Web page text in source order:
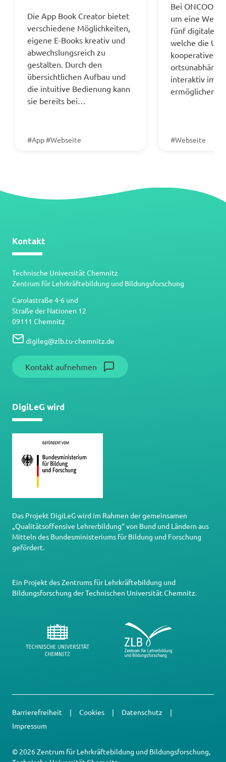
Die App Book Creator bietet
verschiedene Möglichkeiten,
eigene E-Books kreativ und
abwechslungsreich zu
gestalten. Durch den
übersichtlichen Aufbau und
die intuitive Bedienung kann
sie bereits bei…
#App #Webseite
Bei ONCOO
um eine
fünf digitalen
welche die
kooperativer
interaktiv im
ermöglichen.
#Webseite
Kontakt
Technische Universität Chemnitz
Zentrum für Lehrkräftebildung und Bildungsforschung
Carolastraße 4-6 und
Straße der Nationen 12
09111 Chemnitz
digileg@zlb.tu-chemnitz.de
Kontakt aufnehmen
DigiLeG wird
Das Projekt DigiLeG wird im Rahmen der gemeinsamen
„Qualitätsoffensive Lehrerbildung“ von Bund und Ländern aus
Mitteln des Bundesministeriums für Bildung und Forschung
gefördert.
Ein Projekt desZentrums für Lehrkräftebildung und
Bildungsforschung derTechnischen Universität Chemnitz
Barrierefreiheit Cookies
Datenschutz
Impressum
© 2026 Zentrum für Lehrkräftebildung und Bildungsforschung,